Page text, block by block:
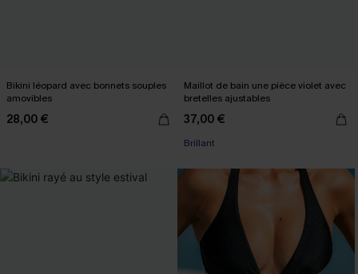
Bikini léopard avec bonnets souples
amovibles
28,00 €
Maillot de bain une pièce violet avec
bretelles ajustables
37,00 €
Brillant